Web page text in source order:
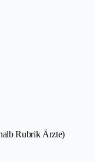
Rubrik Ärzte)